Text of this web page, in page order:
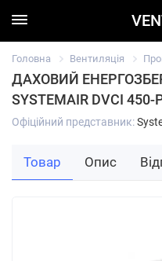
Головна Вентиляція
ДАХОВИЙ
SYSTEMAIR DVCI
Офіційний представник:
Товар Опис